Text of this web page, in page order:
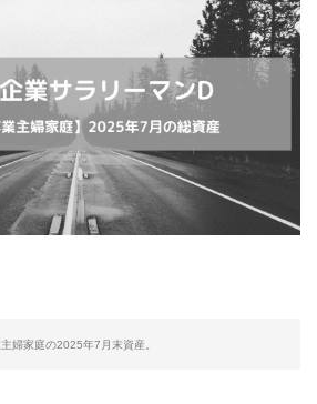
婦家庭の2025年7月末資産。